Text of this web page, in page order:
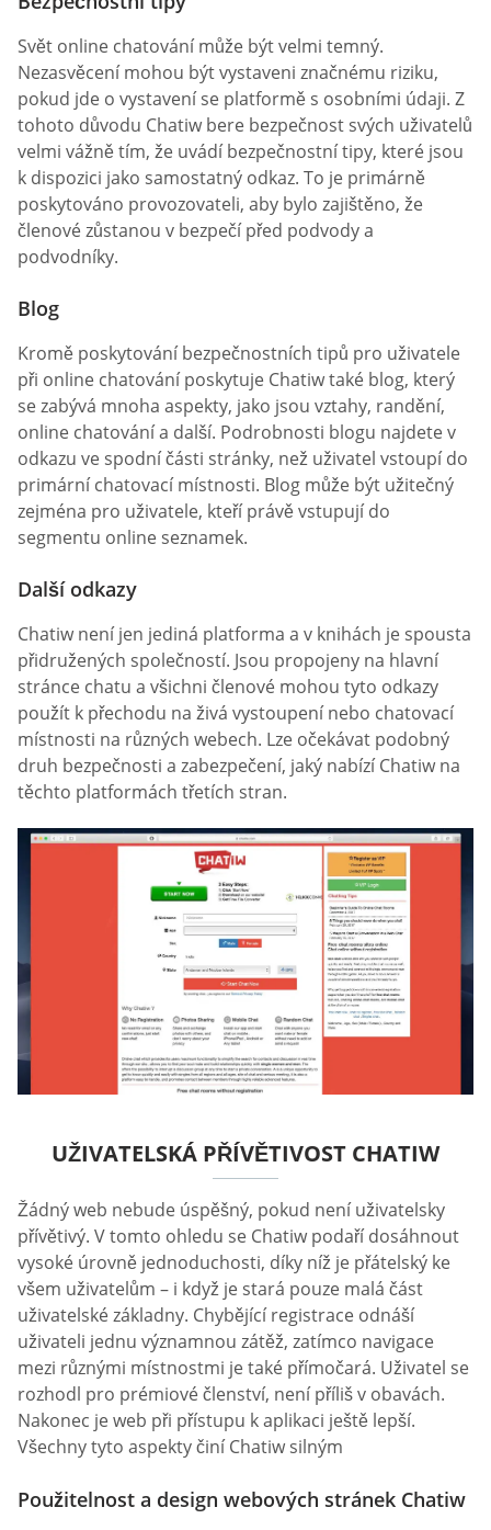
Svět online chatování může být velmi temný.
Nezasvěcení mohou být vystaveni značnému riziku,
pokud jde o vystavení se platformě s osobními údaji. Z
tohoto důvodu Chatiw bere bezpečnost svých uživatelů
velmi vážně tím, že uvádí bezpečnostní tipy, které jsou
k dispozici jako samostatný odkaz. To je primárně
poskytováno provozovateli, aby bylo zajištěno, že
členové zůstanou v bezpečí před podvody a
podvodníky.
Blog
Kromě poskytování bezpečnostních tipů pro uživatele
při online chatování poskytuje Chatiw také blog, který
se zabývá mnoha aspekty, jako jsou vztahy, randění,
online chatování a další. Podrobnosti blogu najdete v
odkazu ve spodní části stránky, než uživatel vstoupí do
primární chatovací místnosti. Blog může být užitečný
zejména pro uživatele, kteří právě vstupují do
segmentu online seznamek.
Další odkazy
Chatiw není jen jediná platforma a v knihách je spousta
přidružených společností. Jsou propojeny na hlavní
stránce chatu a všichni členové mohou tyto odkazy
použít k přechodu na živá vystoupení nebo chatovací
místnosti na různých webech. Lze očekávat podobný
druh bezpečnosti a zabezpečení, jaký nabízí Chatiw na
těchto platformách třetích stran.
UŽIVATELSKÁ PŘÍVĚTIVOST CHATIW
Žádný web nebude úspěšný, pokud není uživatelsky
přívětivý. V tomto ohledu se Chatiw podaří dosáhnout
vysoké úrovně jednoduchosti, díky níž je přátelský ke
všem uživatelům – i když je stará pouze malá část
uživatelské základny. Chybějící registrace odnáší
uživateli jednu významnou zátěž, zatímco navigace
mezi různými místnostmi je také přímočará. Uživatel se
rozhodl pro prémiové členství, není příliš v obavách.
Nakonec je web při přístupu k aplikaci ještě lepší.
Všechny tyto aspekty činí Chatiw silným
Použitelnost a design webových stránek Chatiw